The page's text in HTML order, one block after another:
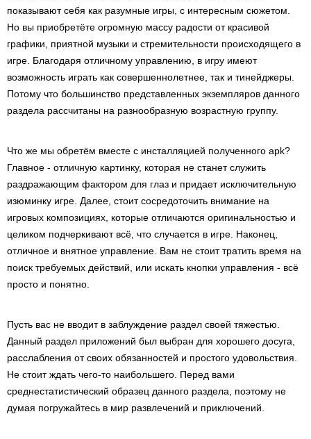
показывают себя как разумные игры, с интересным сюжетом.
Но вы приобретёте огромную массу радости от красивой
графики, приятной музыки и стремительности происходящего в
игре. Благодаря отличному управлению, в игру имеют
возможность играть как совершеннолетнее, так и тинейджеры.
Потому что большинство представленных экземпляров данного
раздела рассчитаны на разнообразную возрастную группу.
Что же мы обретём вместе с инсталляцией полученного apk?
Главное - отличную картинку, которая не станет служить
раздражающим фактором для глаз и придает исключительную
изюминку игре. Далее, стоит сосредоточить внимание на
игровых композициях, которые отличаются оригинальностью и
целиком подчеркивают всё, что случается в игре. Наконец,
отличное и внятное управление. Вам не стоит тратить время на
поиск требуемых действий, или искать кнопки управления - всё
просто и понятно.
Пусть вас не вводит в заблуждение раздел своей тяжестью.
Данный раздел приложений был выбран для хорошего досуга,
расслабления от своих обязанностей и простого удовольствия.
Не стоит ждать чего-то наибольшего. Перед вами
среднестатистический образец данного раздела, поэтому не
думая погружайтесь в мир развлечений и приключений.